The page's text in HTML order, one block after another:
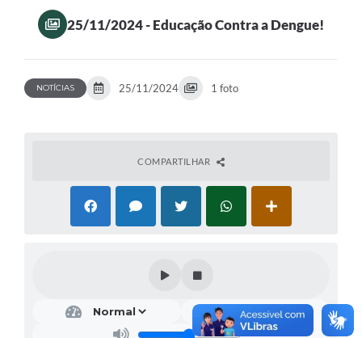
25/11/2024 - Educação Contra a Dengue!
NOTÍCIAS 25/11/2024 1 foto
COMPARTILHAR